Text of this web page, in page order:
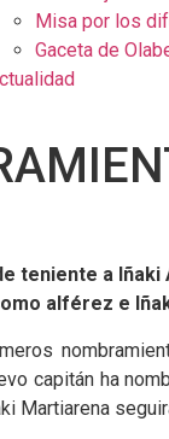
Misa por los
Gaceta de
teniente a
alférez e
capitán ha
Martiarena